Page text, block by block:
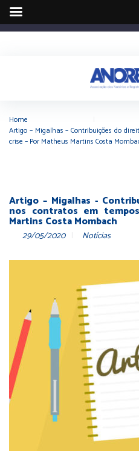
Home
Artigo – Migalhas – Contribuições do
crise – Por Matheus Martins Costa
Artigo – Migalhas -
nos contratos em
Martins Costa Mombach
29/05/2020 Notícias